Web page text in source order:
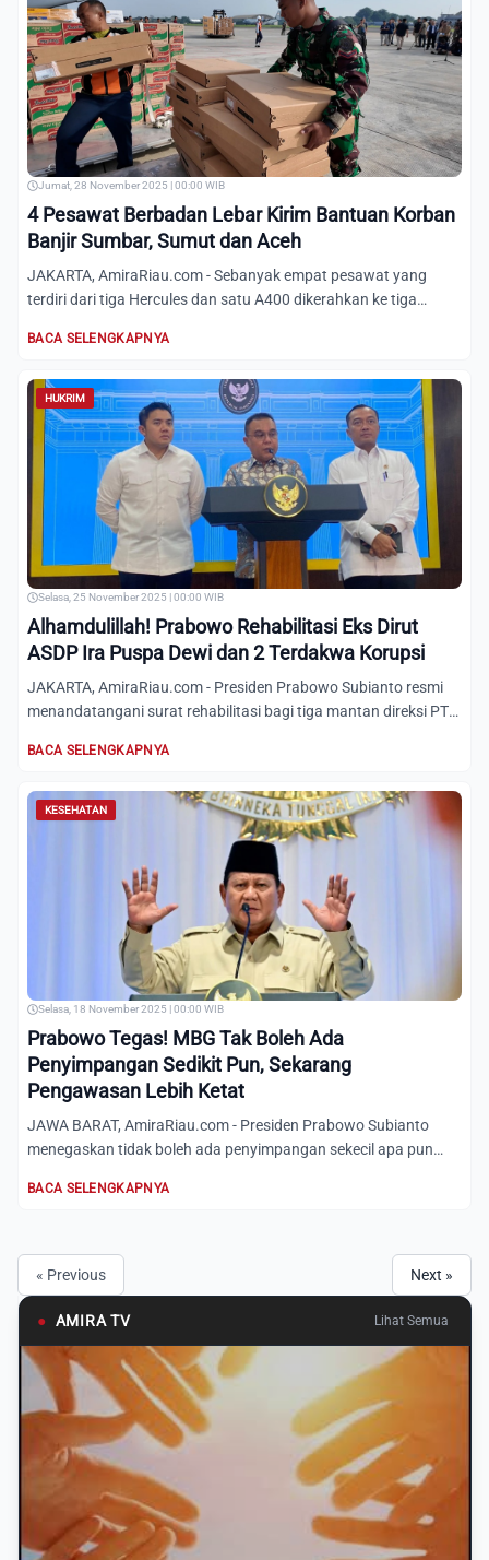
Jumat, 28 November 2025 | 00:00 WIB
4 Pesawat Berbadan Lebar Kirim Bantuan Korban
Banjir Sumbar, Sumut dan Aceh
JAKARTA, AmiraRiau.com - Sebanyak empat pesawat yang
terdiri dari tiga Hercules dan satu A400 dikerahkan ke tiga
BACA SELENGKAPNYA
HUKRIM
Selasa, 25 November 2025 | 00:00 WIB
Alhamdulillah! Prabowo Rehabilitasi Eks Dirut
ASDP Ira Puspa Dewi dan 2 Terdakwa Korupsi
JAKARTA, AmiraRiau.com - Presiden Prabowo Subianto resmi
menandatangani surat rehabilitasi bagi tiga mantan direksi PT
BACA SELENGKAPNYA
KESEHATAN
Selasa, 18 November 2025 | 00:00 WIB
Prabowo Tegas! MBG Tak Boleh Ada
Penyimpangan Sedikit Pun, Sekarang
Pengawasan Lebih Ketat
JAWA BARAT, AmiraRiau.com - Presiden Prabowo Subianto
menegaskan tidak boleh ada penyimpangan sekecil apa pun
BACA SELENGKAPNYA
« Previous Next »
● AMIRA TV Lihat Semua